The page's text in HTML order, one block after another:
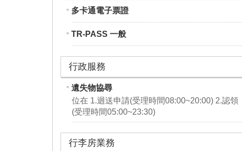
多卡通電子票證
TR-PASS 一般
行政服務
遺失物協尋
位在 1.迴送申請(受理時間08:00~20:00) 2.認領
(受理時間05:00~23:30)
行李房業務